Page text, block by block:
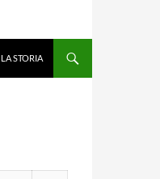
LA STORIA